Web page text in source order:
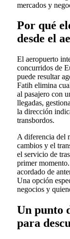
mercados y
Por qué
desde el
El aeropuerto
concurridos de
puede resultar
Fatih elimina
al pasajero con
llegadas,
la dirección
transbordos.
A diferencia del
cambios y el
el servicio de
primer
acordado de
Una opción
negocios y
Un punto
para